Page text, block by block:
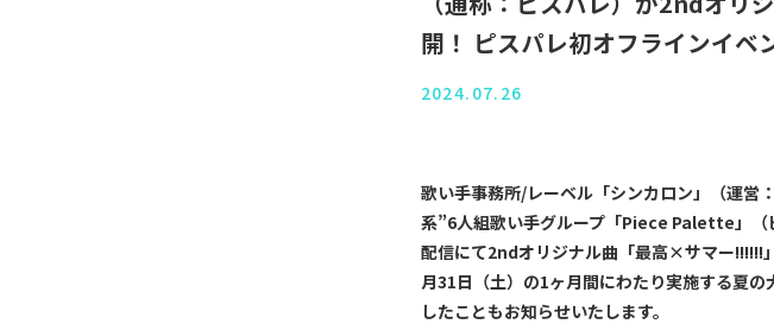
開！ ピスパレ初オフラインイベ
2024.07.26
歌い手事務所/レーベル「シンカロン」（運営
系”6人組歌い手グループ「Piece Palette」（
配信にて2ndオリジナル曲「最高×サマー!!!!!!
月31日（土）の1ヶ月間にわたり実施する夏
したこともお知らせいたします。